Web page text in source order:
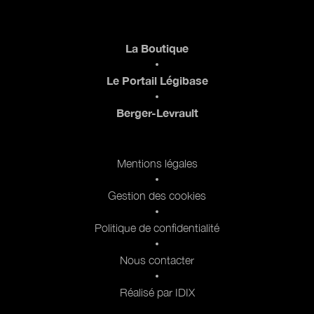
La Boutique
Le Portail Légibase
Berger-Levrault
Mentions légales
Gestion des cookies
Politique de confidentialité
Nous contacter
Réalisé par IDIX